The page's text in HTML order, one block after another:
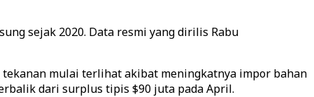
sejak 2020. Data resmi yang dirilis Rabu
mulai terlihat akibat meningkatnya impor bahan
dari surplus tipis $90 juta pada April.